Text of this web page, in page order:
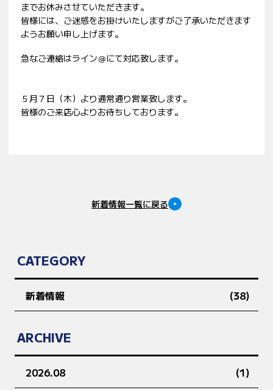
までお休みさせていただきます。
皆様には、ご迷惑をお掛けいたしますがご了承いただきます
ようお願い申し上げます。
急なご連絡はライン＠にて対応致します。
５月７日（木）より通常通り営業致します。
皆様のご来店心よりお待ちしております。
新着情報一覧に戻る
CATEGORY
新着情報 (38)
ARCHIVE
2026.08 (1)